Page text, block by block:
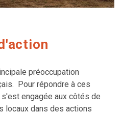
préoccupation
Pour répondre à ces
engagée aux côtés de
locaux dans des actions